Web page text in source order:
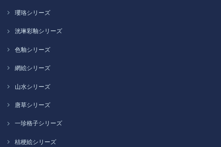
瓔珞シリーズ
洸琳彩釉シリーズ
色釉シリーズ
網絵シリーズ
山水シリーズ
唐草シリーズ
一珍格子シリーズ
桔梗絵シリーズ